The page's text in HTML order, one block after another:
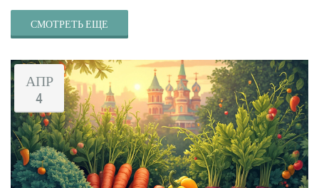
СМОТРЕТЬ ЕЩЕ
АПР
4